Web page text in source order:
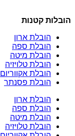
הובלות קטנות
הובלת ארון
הובלת ספה
הובלת מיטה
הובלת טלויזיה
הובלת אקווריום
הובלת פסנתר
הובלת ארון
הובלת ספה
הובלת מיטה
הובלת טלויזיה